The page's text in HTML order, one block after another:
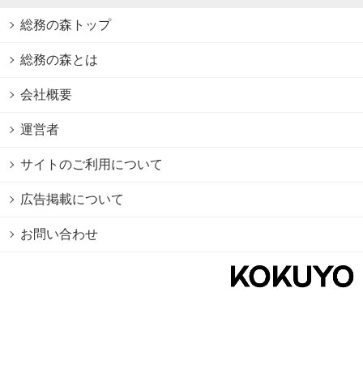
総務の森トップ
総務の森とは
会社概要
運営者
サイトのご利用について
広告掲載について
お問い合わせ